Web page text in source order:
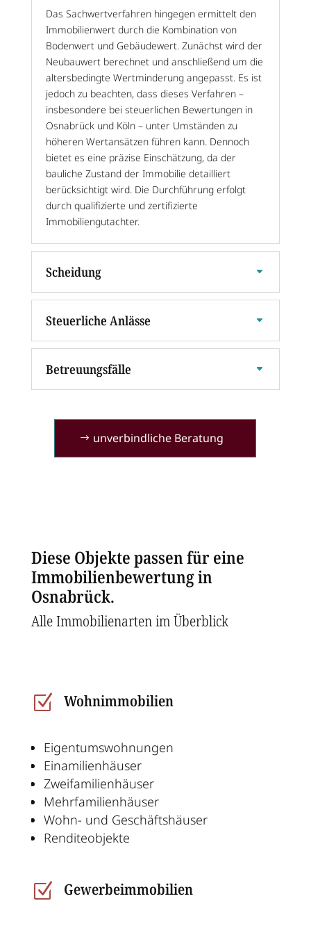
Das Sachwertverfahren hingegen ermittelt den
Immobilienwert durch die Kombination von
Bodenwert und Gebäudewert. Zunächst wird der
Neubauwert berechnet und anschließend um die
altersbedingte Wertminderung angepasst. Es ist
jedoch zu beachten, dass dieses Verfahren –
insbesondere bei steuerlichen Bewertungen in
Osnabrück und Köln– unter Umständen zu
höheren Wertansätzen führen kann. Dennoch
bietet es eine präzise Einschätzung, da der
bauliche Zustand der Immobilie detailliert
berücksichtigt wird. Die Durchführung erfolgt
durch qualifizierte und zertifizierte
Immobiliengutachter.
Scheidung
Steuerliche Anlässe
Betreuungsfälle
unverbindliche Beratung
Diese Objekte passen für eine
Immobilienbewertung in
Osnabrück.
Alle Immobilienarten im Überblick
Z Wohnimmobilien
Eigentumswohnungen
Einamilienhäuser
Zweifamilienhäuser
Mehrfamilienhäuser
Wohn- und Geschäftshäuser
Renditeobjekte
Z Gewerbeimmobilien